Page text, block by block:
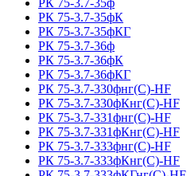
РК 75-3.7-35ф
РК 75-3.7-35фК
РК 75-3.7-35фКГ
РК 75-3.7-36ф
РК 75-3.7-36фК
РК 75-3.7-36фКГ
РК 75-3.7-330фнг(С)-HF
РК 75-3.7-330фКнг(С)-HF
РК 75-3.7-331фнг(С)-HF
РК 75-3.7-331фКнг(С)-HF
РК 75-3.7-333фнг(С)-HF
РК 75-3.7-333фКнг(С)-HF